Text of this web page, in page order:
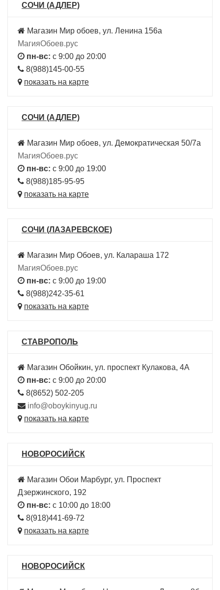
СОЧИ (АДЛЕР)
Магазин Мир обоев, ул. Ленина 156а
МагияОбоев.рус
пн-вс: с 9:00 до 20:00
8(988)145-00-55
показать на карте
СОЧИ (АДЛЕР)
Магазин Мир обоев, ул. Демократическая 50/7а
МагияОбоев.рус
пн-вс: с 9:00 до 19:00
8(988)185-95-95
показать на карте
СОЧИ (ЛАЗАРЕВСКОЕ)
Магазин Мир Обоев, ул. Калараша 172
МагияОбоев.рус
пн-вс: с 9:00 до 19:00
8(988)242-35-61
показать на карте
СТАВРОПОЛЬ
Магазин Обойкин, ул. проспект Кулакова, 4А
пн-вс: с 9:00 до 20:00
8(8652) 502-205
info@oboykinyug.ru
показать на карте
НОВОРОСИЙСК
Магазин Обои Марбург, ул. Проспект
Дзержинского, 192
пн-вс: с 10:00 до 18:00
8(918)441-69-72
показать на карте
НОВОРОСИЙСК